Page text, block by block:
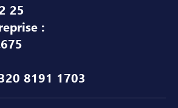
25
:
8191 1703